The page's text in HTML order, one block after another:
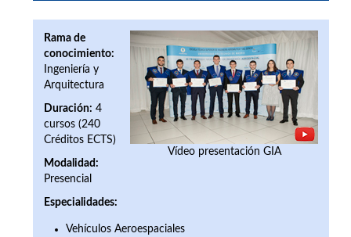
Vídeo presentación GIA
Rama de
conocimiento:
Ingeniería y
Arquitectura
Duración: 4
cursos (240
Créditos ECTS)
Modalidad:
Presencial
Especialidades:
Vehículos Aeroespaciales